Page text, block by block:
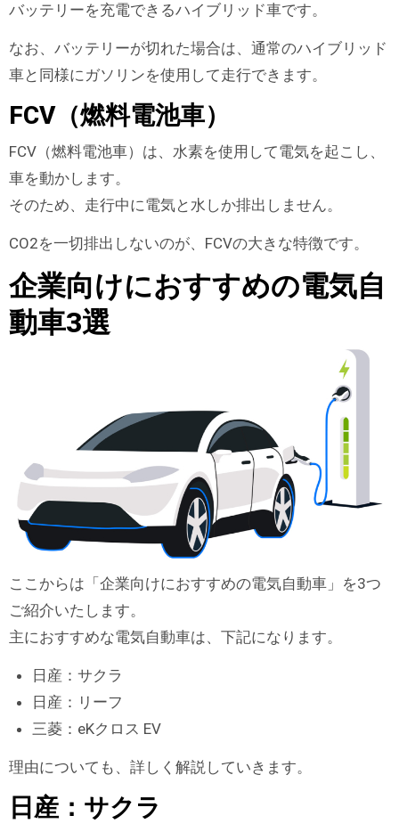
バッテリーを充電できるハイブリッド車です。
なお、バッテリーが切れた場合は、通常のハイブリッド
車と同様にガソリンを使用して走行できます。
FCV（燃料電池車）
FCV（燃料電池車）は、水素を使用して電気を起こし、
車を動かします。
そのため、走行中に電気と水しか排出しません。
CO2を一切排出しないのが、FCVの大きな特徴です。
企業向けにおすすめの電気自
動車3選
ここからは「企業向けにおすすめの電気自動車」を3つ
ご紹介いたします。
主におすすめな電気自動車は、下記になります。
日産：サクラ
日産：リーフ
三菱：eKクロス EV
理由についても、詳しく解説していきます。
日産：サクラ